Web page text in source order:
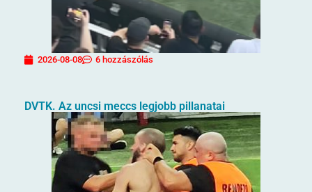
2026-08-08 6 hozzászólás
DVTK. Az uncsi meccs legjobb pillanatai